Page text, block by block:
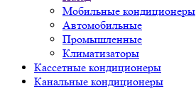
Мобильные кондиционеры
Автомобильные
Промышленные
Климатизаторы
Кассетные кондиционеры
Канальные кондиционеры